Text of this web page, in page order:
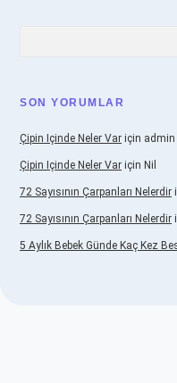
SON YORUMLAR
Çipin Içinde Neler Var için admin
Çipin Içinde Neler Var için Nil
72 Sayısının Çarpanları Nelerdir
72 Sayısının Çarpanları Nelerdir
5 Aylık Bebek Günde Kaç Kez